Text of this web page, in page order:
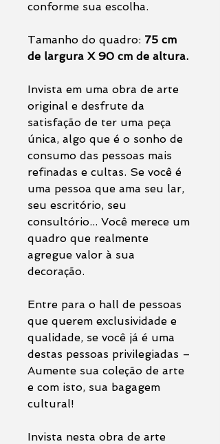
conforme sua escolha.
Tamanho do quadro: 75 cm
de largura X 90 cm de altura.
Invista em uma obra de arte
original e desfrute da
satisfação de ter uma peça
única, algo que é o sonho de
consumo das pessoas mais
refinadas e cultas. Se você é
uma pessoa que ama seu lar,
seu escritório, seu
consultório... Você merece um
quadro que realmente
agregue valor à sua
decoração.
Entre para o hall de pessoas
que querem exclusividade e
qualidade, se você já é uma
destas pessoas privilegiadas –
Aumente sua coleção de arte
e com isto, sua bagagem
cultural!
Invista nesta obra de arte